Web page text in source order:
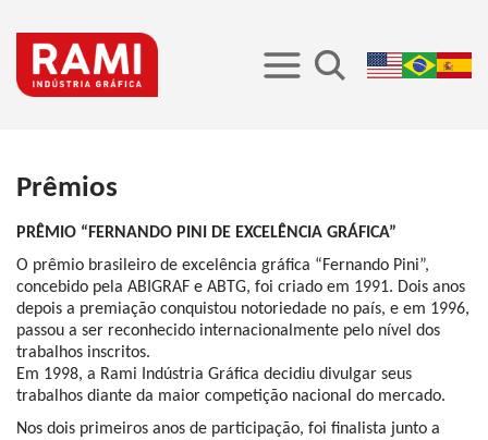
Prêmios
PRÊMIO “FERNANDO PINI DE EXCELÊNCIA GRÁFICA”
O prêmio brasileiro de excelência gráfica “Fernando Pini”,
concebido pela ABIGRAF e ABTG, foi criado em 1991. Dois anos
depois a premiação conquistou notoriedade no país, e em 1996,
passou a ser reconhecido internacionalmente pelo nível dos
trabalhos inscritos.
Em 1998, a Rami Indústria Gráfica decidiu divulgar seus
trabalhos diante da maior competição nacional do mercado.
Nos dois primeiros anos de participação, foi finalista junto a